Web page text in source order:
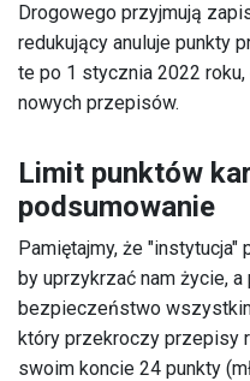
Drogowego przyjmują
redukujący anuluje punkty
te po 1 stycznia 2022
nowych przepisów.
Limit punktów
podsumowanie
Pamiętajmy, że
by uprzykrzać nam życie,
bezpieczeństwo
który przekroczy przepisy
swoim koncie 24 punkty